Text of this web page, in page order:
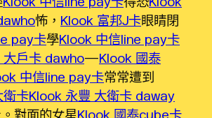
怖， Klook 富邦J卡眼睛閉
pay卡學Klook 中信line pay卡
大戶卡 dawho—Klook 國泰
中信line pay卡常常遭到
衛卡Klook 永豐 大衛卡 daway
對面的女星Klook 國泰cube卡